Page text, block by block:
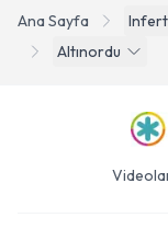
Ana Sayfa
Altınordu